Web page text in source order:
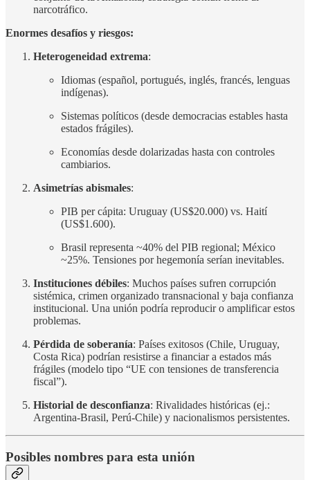
narcotráfico.
Enormes desafíos y riesgos:
Heterogeneidad extrema:
Idiomas (español, portugués, inglés, francés, lenguas
indígenas).
Sistemas políticos (desde democracias estables hasta
estados frágiles).
Economías desde dolarizadas hasta con controles
cambiarios.
Asimetrías abismales:
PIB per cápita: Uruguay (US$20.000) vs. Haití
(US$1.600).
Brasil representa ~40% del PIB regional; México
~25%. Tensiones por hegemonía serían inevitables.
Instituciones débiles: Muchos países sufren corrupción
sistémica, crimen organizado transnacional y baja confianza
institucional. Una unión podría reproducir o amplificar estos
problemas.
Pérdida de soberanía: Países exitosos (Chile, Uruguay,
Costa Rica) podrían resistirse a financiar a estados más
frágiles (modelo tipo “UE con tensiones de transferencia
fiscal”).
Historial de desconfianza: Rivalidades históricas (ej.:
Argentina-Brasil, Perú-Chile) y nacionalismos persistentes.
Posibles nombres para esta unión